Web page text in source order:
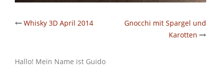
Post
Whisky 3D April 2014
Gnocchi mit Spargel und
Karotten
Hallo! Mein Name ist Guido